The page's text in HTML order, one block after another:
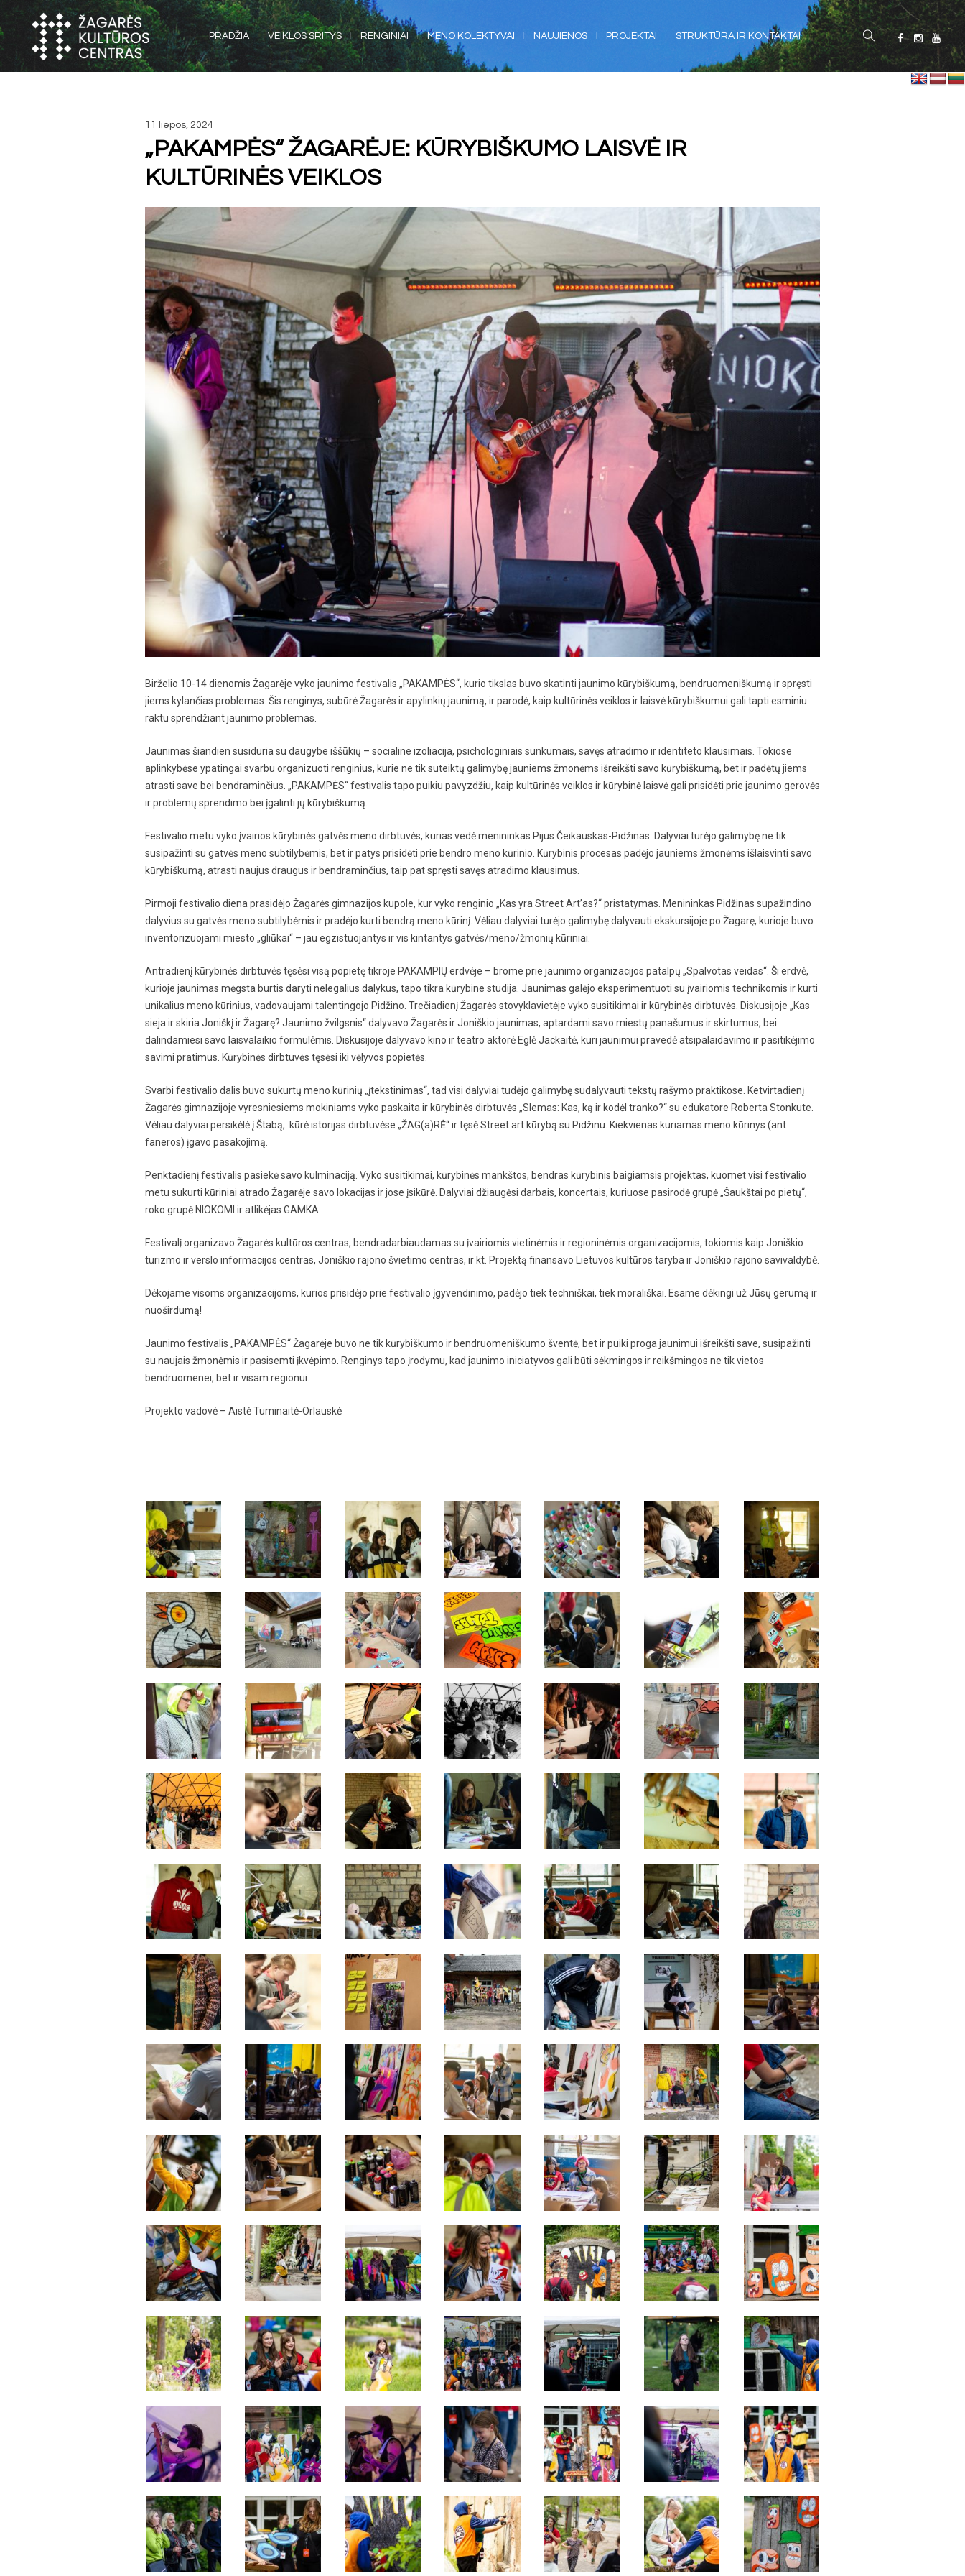
PRADŽIA VEIKLOS SRITYS RENGINIAI MENO KOLEKTYVAI NAUJIENOS PROJEKTAI STRUKTŪRA IR KONTAKTAI
11 liepos, 2024
„PAKAMPĖS“ ŽAGARĖJE: KŪRYBIŠKUMO LAISVĖ IR
KULTŪRINĖS VEIKLOS
Birželio 10-14 dienomis Žagarėje vyko jaunimo festivalis „PAKAMPĖS“, kurio tikslas buvo skatinti jaunimo kūrybiškumą, bendruomeniškumą ir spręsti
jiems kylančias problemas. Šis renginys, subūrė Žagarės ir apylinkių jaunimą, ir parodė, kaip kultūrinės veiklos ir laisvė kūrybiškumui gali tapti esminiu
raktu sprendžiant jaunimo problemas.
Jaunimas šiandien susiduria su daugybe iššūkių – socialine izoliacija, psichologiniais sunkumais, savęs atradimo ir identiteto klausimais. Tokiose
aplinkybėse ypatingai svarbu organizuoti renginius, kurie ne tik suteiktų galimybę jauniems žmonėms išreikšti savo kūrybiškumą, bet ir padėtų jiems
atrasti save bei bendraminčius. „PAKAMPĖS“ festivalis tapo puikiu pavyzdžiu, kaip kultūrinės veiklos ir kūrybinė laisvė gali prisidėti prie jaunimo gerovės
ir problemų sprendimo bei įgalinti jų kūrybiškumą.
Festivalio metu vyko įvairios kūrybinės gatvės meno dirbtuvės, kurias vedė menininkas Pijus Čeikauskas-Pidžinas. Dalyviai turėjo galimybę ne tik
susipažinti su gatvės meno subtilybėmis, bet ir patys prisidėti prie bendro meno kūrinio. Kūrybinis procesas padėjo jauniems žmonėms išlaisvinti savo
kūrybiškumą, atrasti naujus draugus ir bendraminčius, taip pat spręsti savęs atradimo klausimus.
Pirmoji festivalio diena prasidėjo Žagarės gimnazijos kupole, kur vyko renginio „Kas yra Street Art’as?“ pristatymas. Menininkas Pidžinas supažindino
dalyvius su gatvės meno subtilybėmis ir pradėjo kurti bendrą meno kūrinį. Vėliau dalyviai turėjo galimybę dalyvauti ekskursijoje po Žagarę, kurioje buvo
inventorizuojami miesto „gliūkai“ – jau egzistuojantys ir vis kintantys gatvės/meno/žmonių kūriniai.
Antradienį kūrybinės dirbtuvės tęsėsi visą popietę tikroje PAKAMPIŲ erdvėje – brome prie jaunimo organizacijos patalpų „Spalvotas veidas“. Ši erdvė,
kurioje jaunimas mėgsta burtis daryti nelegalius dalykus, tapo tikra kūrybine studija. Jaunimas galėjo eksperimentuoti su įvairiomis technikomis ir kurti
unikalius meno kūrinius, vadovaujami talentingojo Pidžino. Trečiadienį Žagarės stovyklavietėje vyko susitikimai ir kūrybinės dirbtuvės. Diskusijoje „Kas
sieja ir skiria Joniškį ir Žagarę? Jaunimo žvilgsnis“ dalyvavo Žagarės ir Joniškio jaunimas, aptardami savo miestų panašumus ir skirtumus, bei
dalindamiesi savo laisvalaikio formulėmis. Diskusijoje dalyvavo kino ir teatro aktorė Eglė Jackaitė, kuri jaunimui pravedė atsipalaidavimo ir pasitikėjimo
savimi pratimus. Kūrybinės dirbtuvės tęsėsi iki vėlyvos popietės.
Svarbi festivalio dalis buvo sukurtų meno kūrinių „įtekstinimas“, tad visi dalyviai tudėjo galimybę sudalyvauti tekstų rašymo praktikose. Ketvirtadienį
Žagarės gimnazijoje vyresniesiems mokiniams vyko paskaita ir kūrybinės dirbtuvės „Slemas: Kas, ką ir kodėl tranko?“ su edukatore Roberta Stonkute.
Vėliau dalyviai persikėlė į Štabą, kūrė istorijas dirbtuvėse „ŽAG(a)RĖ“ ir tęsė Street art kūrybą su Pidžinu. Kiekvienas kuriamas meno kūrinys (ant
faneros) įgavo pasakojimą.
Penktadienį festivalis pasiekė savo kulminaciją. Vyko susitikimai, kūrybinės mankštos, bendras kūrybinis baigiamsis projektas, kuomet visi festivalio
metu sukurti kūriniai atrado Žagarėje savo lokacijas ir jose įsikūrė. Dalyviai džiaugėsi darbais, koncertais, kuriuose pasirodė grupė „Šaukštai po pietų“,
roko grupė NIOKOMI ir atlikėjas GAMKA.
Festivalį organizavo Žagarės kultūros centras, bendradarbiaudamas su įvairiomis vietinėmis ir regioninėmis organizacijomis, tokiomis kaip Joniškio
turizmo ir verslo informacijos centras, Joniškio rajono švietimo centras, ir kt. Projektą finansavo Lietuvos kultūros taryba ir Joniškio rajono savivaldybė.
Dėkojame visoms organizacijoms, kurios prisidėjo prie festivalio įgyvendinimo, padėjo tiek techniškai, tiek morališkai. Esame dėkingi už Jūsų gerumą ir
nuoširdumą!
Jaunimo festivalis „PAKAMPĖS“ Žagarėje buvo ne tik kūrybiškumo ir bendruomeniškumo šventė, bet ir puiki proga jaunimui išreikšti save, susipažinti
su naujais žmonėmis ir pasisemti įkvėpimo. Renginys tapo įrodymu, kad jaunimo iniciatyvos gali būti sėkmingos ir reikšmingos ne tik vietos
bendruomenei, bet ir visam regionui.
Projekto vadovė – Aistė Tuminaitė-Orlauskė